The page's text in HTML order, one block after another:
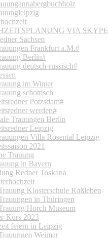
VIA SKYPE
Sachsen
Frankfurt a.M.#
Berlin#
deutsch-russisch#
im Winter
schottisch
Potzsdam#
werden#
Trauungen Berlin
Leipzig
Villa Rosental Leipzig
2021
Trauung
in Bayern
Redner Toskana
Klosterschule Roßleben
in Thüringen
Horch Museum
Kurs 2023
feiern in Leipzig
Weimar